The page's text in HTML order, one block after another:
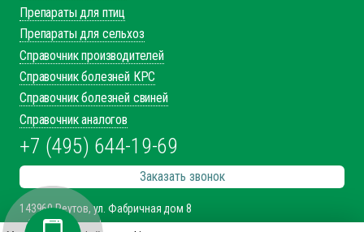
Препараты для птиц
Препараты для сельхоз
Справочник производителей
Справочник болезней КРС
Справочник болезней свиней
Справочник аналогов
+7 (495) 644-19-69
Заказать звонок
143960 Реутов, ул. Фабричная дом 8
office@innovet.ru